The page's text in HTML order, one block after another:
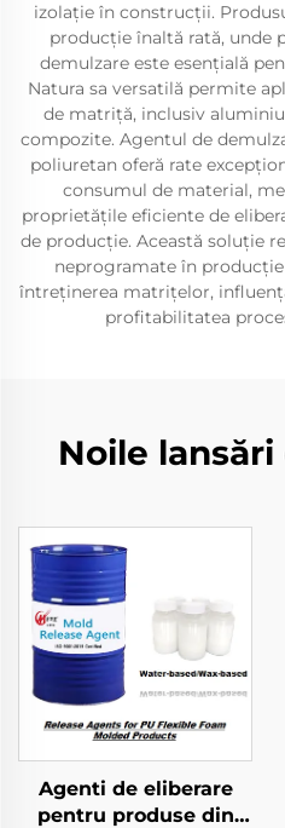
izolație în construcții.
producție înaltă rată, unde
demulzare este esențială
Natura sa versatilă permite
de matriță, inclusiv
compozite. Agentul de
poliuretan oferă rate
consumul de material,
proprietățile eficiente de
de producție. Această soluție
neprogramate în
întreținerea matrițelor,
profitabilitatea
Noile
Agenti de eliberare
pentru produse din